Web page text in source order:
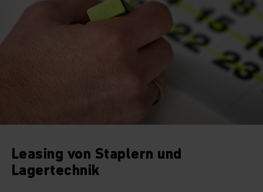
Leasing von Staplern und
Lagertechnik